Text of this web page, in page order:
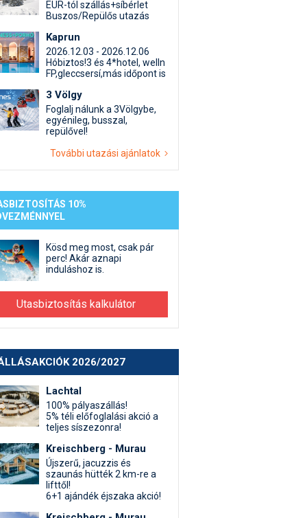
Termékkereső
egyéb síeléshez kapcsolódó téma
kapcsolatos kérdések és válaszok
beszélgetések
EUR-tól szállás+síbérlet
Buszos/Repülős utazás
Kaprun
2026.12.03 - 2026.12.06
Hóbiztos!3 és 4*hotel, welln
FP,gleccsersí,más időpont is
3 Völgy
Foglalj nálunk a 3Völgybe,
egyénileg, busszal,
repülővel!
További utazási ajánlatok
10%
Kösd meg most, csak pár
perc! Akár aznapi
induláshoz is.
Utasbiztosítás kalkulátor
2026/2027
Lachtal
100% pályaszállás!
5% téli előfoglalási akció a
teljes síszezonra!
Kreischberg - Murau
Újszerű, jacuzzis és
szaunás hütték 2 km-re a
lifttől!
6+1 ajándék éjszaka akció!